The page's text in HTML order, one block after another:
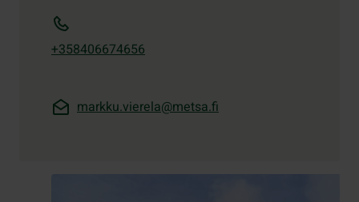
+358406674656
markku.vierela@metsa.fi